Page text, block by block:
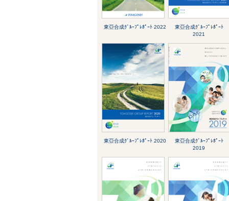
東亞合成ｸﾞﾙｰﾌﾟﾚﾎﾟｰﾄ 2022
東亞合成ｸﾞﾙｰﾌﾟﾚﾎﾟｰﾄ
2021
東亞合成ｸﾞﾙｰﾌﾟﾚﾎﾟｰﾄ 2020
東亞合成ｸﾞﾙｰﾌﾟﾚﾎﾟｰﾄ
2019